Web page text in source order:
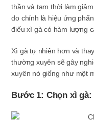
thần và tạm thời làm
do chính là hiệu ứng
điếu xì gà có hàm lượng
Xì gà tự nhiên hơn và
thường xuyên sẽ gây
xuyên nó giống như một
Bước 1: Chọn xì gà: